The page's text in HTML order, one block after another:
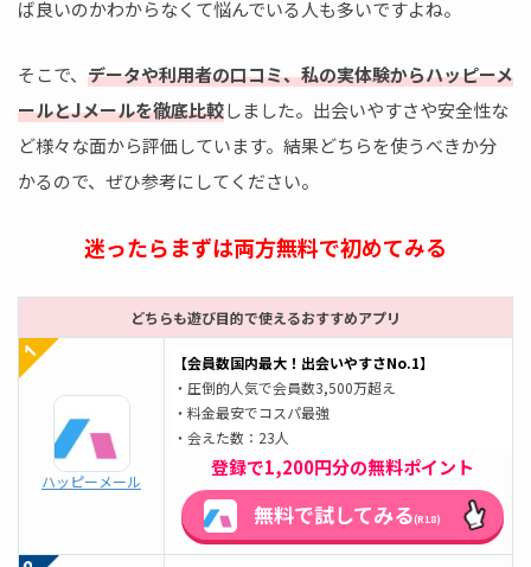
ば良いのかわからなくて悩んでいる人も多いですよね。
そこで、 データや利用者の口コミ、私の実体験からハッピーメ
ールとJメールを徹底比較しました。出会いやすさや安全性な
ど様々な面から評価しています。結果どちらを使うべきか分
かるので、ぜひ参考にしてください。
迷ったらまずは両方無料で初めてみる
どちらも遊び目的で使えるおすすめアプリ
ハッピーメール
【会員数国内最大！出会いやすさNo.1】
・圧倒的人気で会員数3,500万超え
・料金最安でコスパ最強
・会えた数：23人
登録で1,200円分の無料ポイント
無料で試してみる(R18)